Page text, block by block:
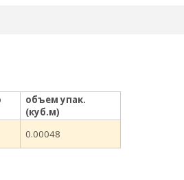
объем упак.
(куб.м)
0.00048